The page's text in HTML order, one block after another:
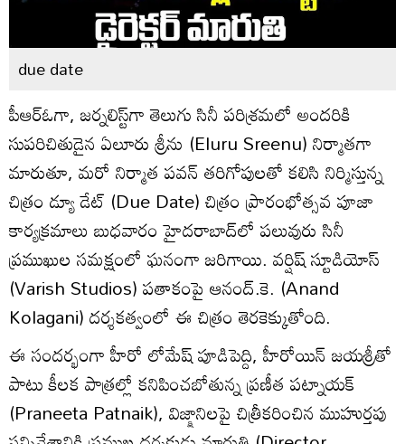
due date
పీఆర్‌ఓగా, జర్నలిస్ట్‌గా తెలుగు సినీ పరిశ్రమలో అందరికి
సుపరిచితుడైన ఏలూరు శ్రీను (Eluru Sreenu) నిర్మాతగా
మారుతూ, మరో నిర్మాత పవన్‌ తరిగోపులతో కలిసి నిర్మిస్తున్న
చిత్రం డ్యూ డేట్‌ (Due Date) చిత్రం ప్రారంభోత్సవ పూజా
కార్యక్రమాలు బుధవారం హైదరాబాద్‌లో పలువురు సినీ
ప్రముఖుల సమక్షంలో ఘనంగా జరిగాయి. వర్షిష్‌ స్టూడియోస్
(Varish Studios) పతాకంపై ఆనంద్‌.కె. (Anand
Kolagani) దర్శకత్వంలో ఈ చిత్రం తెరకెక్కుతోంది.
ఈ సందర్భంగా హీరో లోమేష్‌ పూడిపెద్ది, హీరోయిన్‌ జయశ్రీ‌తో
పాటు కీలక పాత్రల్లో కనిపించబోతున్న ప్రణీత పట్నాయక్
(Praneeta Patnaik), విజ్క్షానిలపై చిత్రీకరించిన ముహుర్తపు